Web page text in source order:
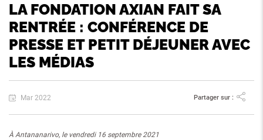
LA FONDATION AXIAN FAIT SA
RENTRÉE : CONFÉRENCE DE
PRESSE ET PETIT DÉJEUNER AVEC
LES MÉDIAS
Mar 2022 Partager sur :
À Antananarivo, le vendredi 16 septembre 2021